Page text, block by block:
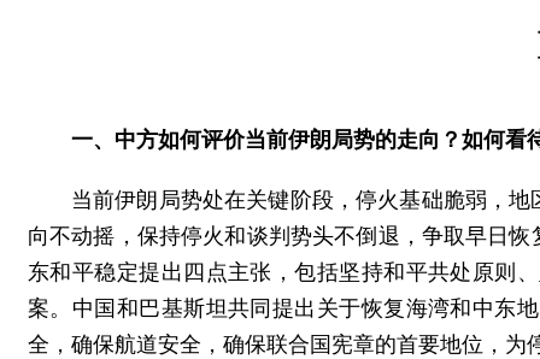
一、中方如何评价当前伊朗局势的走向？如何看
当前伊朗局势处在关键阶段，停火基础脆弱，
向不动摇，保持停火和谈判势头不倒退，争取早日
东和平稳定提出四点主张，包括坚持和平共处原则
案。中国和巴基斯坦共同提出关于恢复海湾和中东
全，确保航道安全，确保联合国宪章的首要地位，为